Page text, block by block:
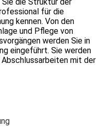
Sie die Struktur der
für die
kennen. Von den
und Pflege von
werden Sie in
eingeführt. Sie werden
mit der